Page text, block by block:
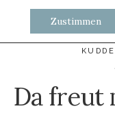
Da freut
Zustimmen